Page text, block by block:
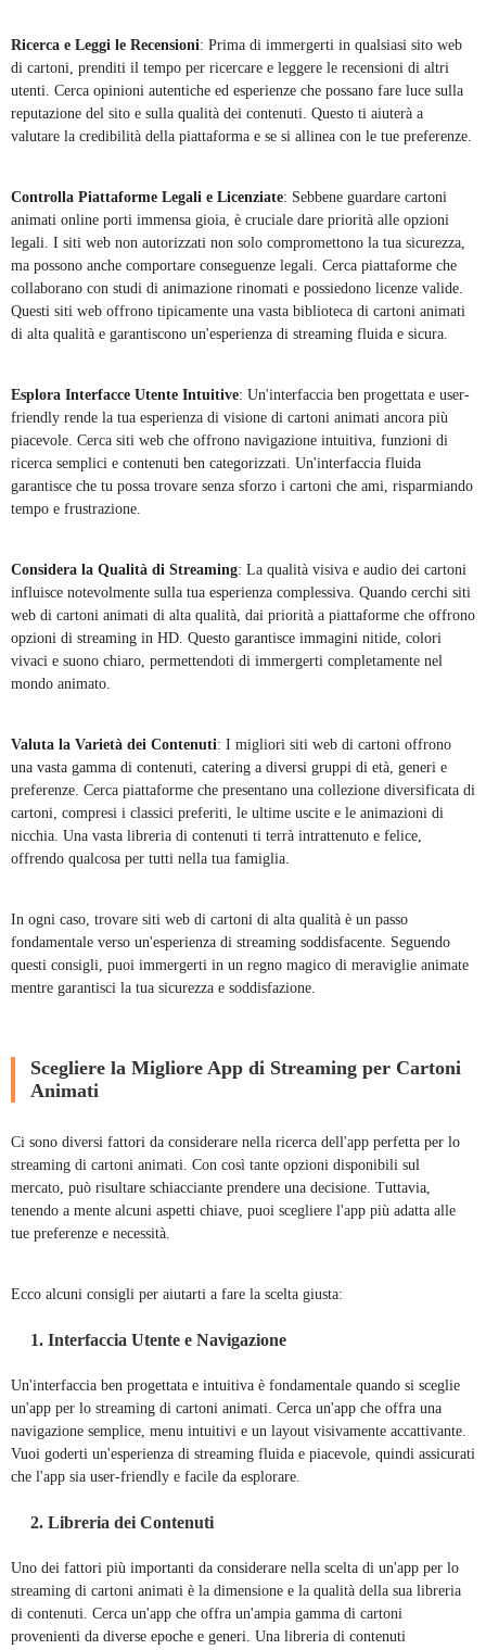
Ricerca e Leggi le Recensioni: Prima di immergerti in qualsiasi sito web
di cartoni, prenditi il tempo per ricercare e leggere le recensioni di altri
utenti. Cerca opinioni autentiche ed esperienze che possano fare luce sulla
reputazione del sito e sulla qualità dei contenuti. Questo ti aiuterà a
valutare la credibilità della piattaforma e se si allinea con le tue preferenze.
Controlla Piattaforme Legali e Licenziate: Sebbene guardare cartoni
animati online porti immensa gioia, è cruciale dare priorità alle opzioni
legali. I siti web non autorizzati non solo compromettono la tua sicurezza,
ma possono anche comportare conseguenze legali. Cerca piattaforme che
collaborano con studi di animazione rinomati e possiedono licenze valide.
Questi siti web offrono tipicamente una vasta biblioteca di cartoni animati
di alta qualità e garantiscono un'esperienza di streaming fluida e sicura.
Esplora Interfacce Utente Intuitive: Un'interfaccia ben progettata e user-
friendly rende la tua esperienza di visione di cartoni animati ancora più
piacevole. Cerca siti web che offrono navigazione intuitiva, funzioni di
ricerca semplici e contenuti ben categorizzati. Un'interfaccia fluida
garantisce che tu possa trovare senza sforzo i cartoni che ami, risparmiando
tempo e frustrazione.
Considera la Qualità di Streaming: La qualità visiva e audio dei cartoni
influisce notevolmente sulla tua esperienza complessiva. Quando cerchi siti
web di cartoni animati di alta qualità, dai priorità a piattaforme che offrono
opzioni di streaming in HD. Questo garantisce immagini nitide, colori
vivaci e suono chiaro, permettendoti di immergerti completamente nel
mondo animato.
Valuta la Varietà dei Contenuti: I migliori siti web di cartoni offrono
una vasta gamma di contenuti, catering a diversi gruppi di età, generi e
preferenze. Cerca piattaforme che presentano una collezione diversificata di
cartoni, compresi i classici preferiti, le ultime uscite e le animazioni di
nicchia. Una vasta libreria di contenuti ti terrà intrattenuto e felice,
offrendo qualcosa per tutti nella tua famiglia.
In ogni caso, trovare siti web di cartoni di alta qualità è un passo
fondamentale verso un'esperienza di streaming soddisfacente. Seguendo
questi consigli, puoi immergerti in un regno magico di meraviglie animate
mentre garantisci la tua sicurezza e soddisfazione.
Scegliere la Migliore App di Streaming per Cartoni
Animati
Ci sono diversi fattori da considerare nella ricerca dell'app perfetta per lo
streaming di cartoni animati. Con così tante opzioni disponibili sul
mercato, può risultare schiacciante prendere una decisione. Tuttavia,
tenendo a mente alcuni aspetti chiave, puoi scegliere l'app più adatta alle
tue preferenze e necessità.
Ecco alcuni consigli per aiutarti a fare la scelta giusta:
1. Interfaccia Utente e Navigazione
Un'interfaccia ben progettata e intuitiva è fondamentale quando si sceglie
un'app per lo streaming di cartoni animati. Cerca un'app che offra una
navigazione semplice, menu intuitivi e un layout visivamente accattivante.
Vuoi goderti un'esperienza di streaming fluida e piacevole, quindi assicurati
che l'app sia user-friendly e facile da esplorare.
2. Libreria dei Contenuti
Uno dei fattori più importanti da considerare nella scelta di un'app per lo
streaming di cartoni animati è la dimensione e la qualità della sua libreria
di contenuti. Cerca un'app che offra un'ampia gamma di cartoni
provenienti da diverse epoche e generi. Una libreria di contenuti